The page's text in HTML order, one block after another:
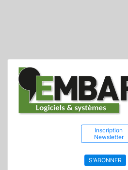
Inscription
Newsletter
S'ABONNER